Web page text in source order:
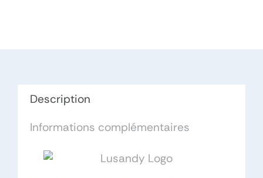
Description
Informations complémentaires